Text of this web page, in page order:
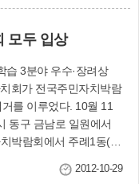
번 축제를 주최·주관한
보다 화합하고 소통
로 즐거움이 넘치는 축제
축제에는 보다 알찬 프로
을 다하겠다”고 밝혔다.
9111)문화홍보과
집수리 봉사활동을 비롯
등 ‘양지마을’을 살기 좋
역인재 육성을 위해 장
, 모라작은도서관에 300
다. 또 사랑의 김장나누
경로잔치를 계속 후원
른 애향심으로 사랑을
양경준(52·주례3동)씨
모두 입상
회가 전국주민자치박람
를 이루었다. 10월 11
동구 금남로 일원에서
박람회에서 주례1동(주
원장 김종완, 동장 김근
2012-10-29